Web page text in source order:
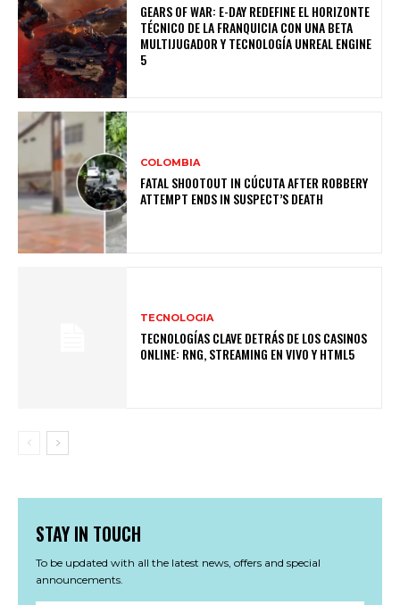
GEARS OF WAR: E-DAY REDEFINE EL HORIZONTE
TÉCNICO DE LA FRANQUICIA CON UNA BETA
MULTIJUGADOR Y TECNOLOGÍA UNREAL ENGINE
5
COLOMBIA
FATAL SHOOTOUT IN CÚCUTA AFTER ROBBERY
ATTEMPT ENDS IN SUSPECT’S DEATH
TECNOLOGIA
TECNOLOGÍAS CLAVE DETRÁS DE LOS CASINOS
ONLINE: RNG, STREAMING EN VIVO Y HTML5
STAY IN TOUCH
To be updated with all the latest news, offers and special
announcements.